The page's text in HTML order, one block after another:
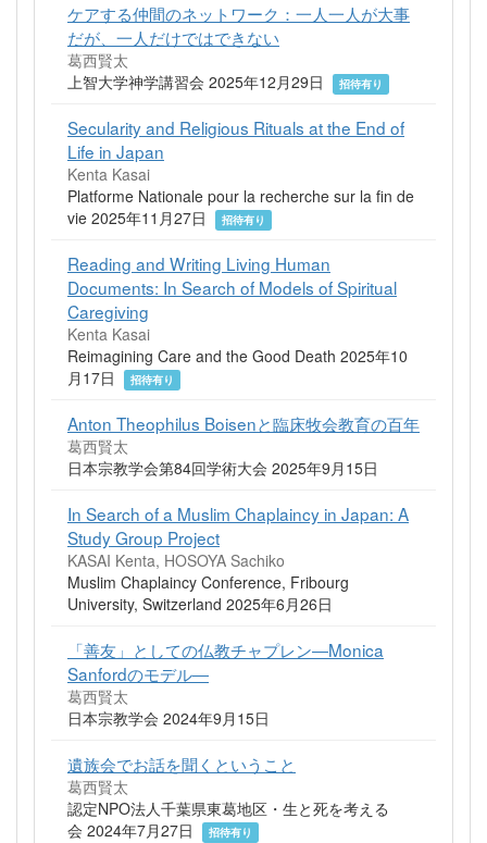
ケアする仲間のネットワーク：一人一人が大事
だが、一人だけではできない
葛西賢太
上智大学神学講習会 2025年12月29日
招待有り
Secularity and Religious Rituals at the End of
Life in Japan
Kenta Kasai
Platforme Nationale pour la recherche sur la fin de
vie 2025年11月27日
招待有り
Reading and Writing Living Human
Documents: In Search of Models of Spiritual
Caregiving
Kenta Kasai
Reimagining Care and the Good Death 2025年10
月17日
招待有り
Anton Theophilus Boisenと臨床牧会教育の百年
葛西賢太
日本宗教学会第84回学術大会 2025年9月15日
In Search of a Muslim Chaplaincy in Japan: A
Study Group Project
KASAI Kenta, HOSOYA Sachiko
Muslim Chaplaincy Conference, Fribourg
University, Switzerland 2025年6月26日
「善友」としての仏教チャプレン―Monica
Sanfordのモデル―
葛西賢太
日本宗教学会 2024年9月15日
遺族会でお話を聞くということ
葛西賢太
認定NPO法人千葉県東葛地区・生と死を考える
会 2024年7月27日
招待有り